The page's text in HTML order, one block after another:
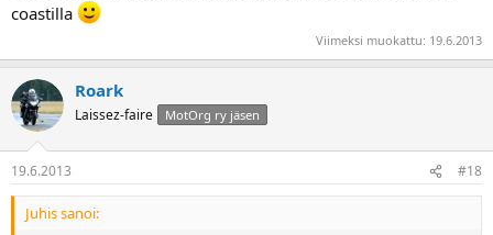
coastilla
Viimeksi muokattu: 19.6.2013
Roark
Laissez-faire MotOrg ry jäsen
19.6.2013 #18
Juhis sanoi: